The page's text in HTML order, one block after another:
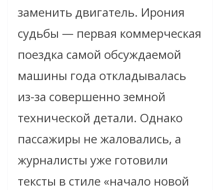
заменить двигатель. Ирония
судьбы — первая коммерческая
поездка самой обсуждаемой
машины года откладывалась
из-за совершенно земной
технической детали. Однако
пассажиры не жаловались, а
журналисты уже готовили
тексты в стиле «начало новой